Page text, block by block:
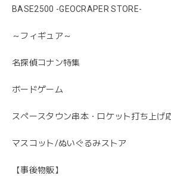
BASE2500 -GEOCRAPER STORE-
～フィギュア～
名探偵コナン特集
ボードゲーム
スペースタウン串本・ロケット打ち上げ
マスコット/ぬいぐるみストア
【事後物販】